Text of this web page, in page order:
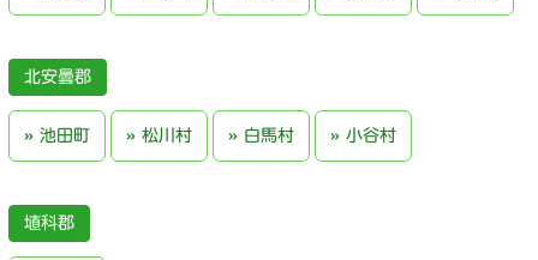
北安曇郡
池田町 松川村 白馬村 小谷村
埴科郡